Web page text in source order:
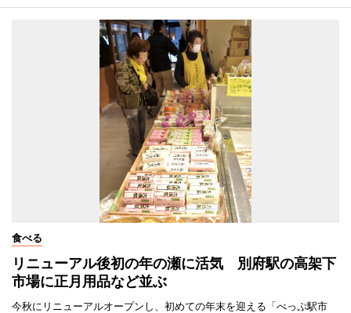
食べる
リニューアル後初の年の瀬に活気 別府駅の高架下
市場に正月用品など並ぶ
今秋にリニューアルオープンし、初めての年末を迎える「べっぷ駅市